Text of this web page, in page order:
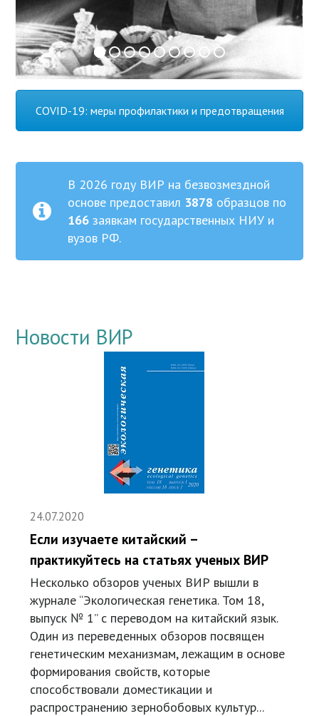
COVID-19: меры профилактики и предотвращения
В 2026 году ВИР на безвозмездной
основе предоставил 3878 образцов по
166 заявкам государственных НИУ и
вузов РФ.
Новости ВИР
24.07.2020
Если изучаете китайский –
практикуйтесь на статьях ученых ВИР
Несколько обзоров ученых ВИР вышли в
журнале “Экологическая генетика. Том 18,
выпуск № 1” с переводом на китайский язык.
Один из переведенных обзоров посвящен
генетическим механизмам, лежащим в основе
формирования свойств, которые
способствовали доместикации и
распространению зернобобовых культур...